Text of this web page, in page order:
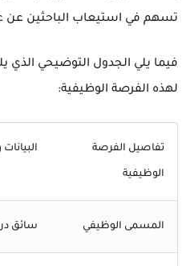
تسهم في استيعاب الباحثين عن
فيما يلي الجدول التوضيحي الذي
لهذه الفرصة الوظيفية:
تفاصيل الفرصة
الوظيفية
المسمى الوظيفي سائق